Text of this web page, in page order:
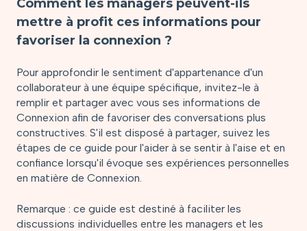
Comment les managers peuvent-ils
mettre à profit ces informations pour
favoriser la connexion ?
Pour approfondir le sentiment d'appartenance d'un
collaborateur à une équipe spécifique, invitez-le à
remplir et partager avec vous ses informations de
Connexion afin de favoriser des conversations plus
constructives. S'il est disposé à partager, suivez les
étapes de ce guide pour l'aider à se sentir à l'aise et en
confiance lorsqu'il évoque ses expériences personnelles
en matière de Connexion.
Remarque : ce guide est destiné à faciliter les
discussions individuelles entre les managers et les